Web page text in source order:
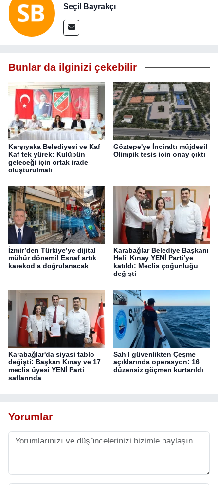
Seçil Bayrakçı
Bunlar da ilginizi çekebilir
Karşıyaka Belediyesi ve Kaf
Kaf tek yürek: Kulübün
geleceği için ortak irade
oluşturulmalı
Göztepe'ye İnciraltı müjdesi!
Olimpik tesis için onay çıktı
İzmir’den Türkiye’ye dijital
mühür dönemi! Esnaf artık
karekodla doğrulanacak
Karabağlar Belediye Başkanı
Helil Kınay YENİ Parti’ye
katıldı: Meclis çoğunluğu
değişti
Karabağlar'da siyasi tablo
değişti: Başkan Kınay ve 17
meclis üyesi YENİ Parti
saflarında
Sahil güvenlikten Çeşme
açıklarında operasyon: 16
düzensiz göçmen kurtarıldı
Yorumlar